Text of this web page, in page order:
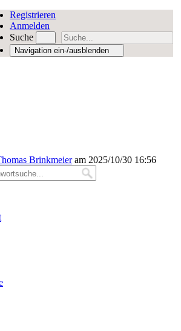
Registrieren
Anmelden
Suche
Navigation ein-/ausblenden
Brinkmeieram 2025/10/30 16:56